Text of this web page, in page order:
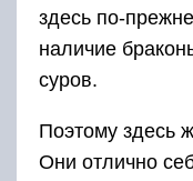
здесь по-
наличие
суров.
Поэтому здесь
Они отлично